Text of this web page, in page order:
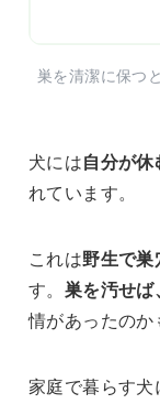
巣を清潔に保つ
犬には自分が
れています。
これは野生で巣
す。 巣を汚せ
情があったのか
家庭で暮らす犬